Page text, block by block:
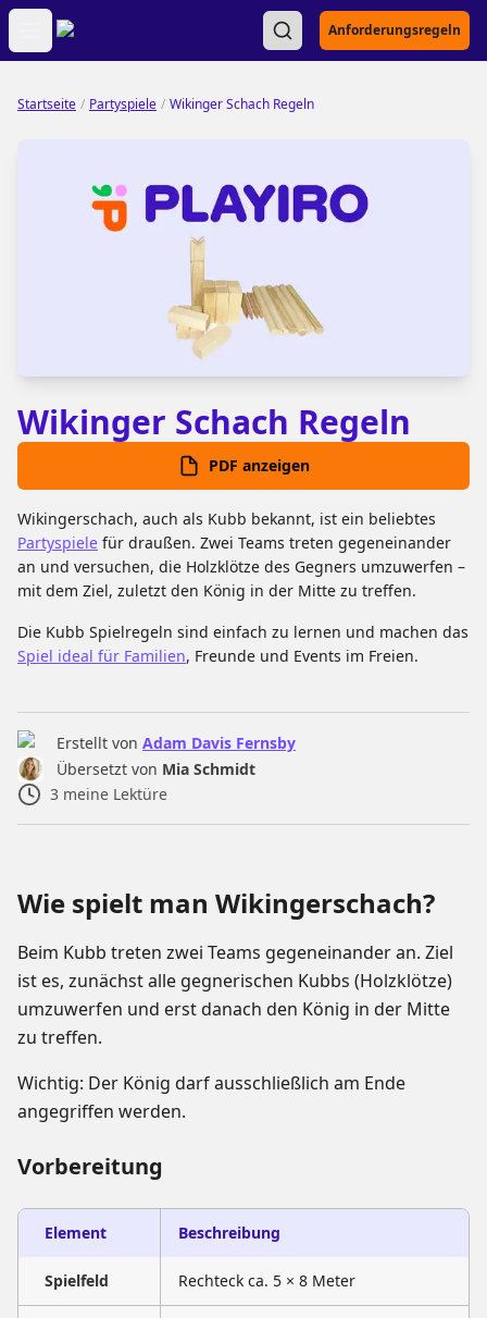
Open main menu Anforderungsregeln
Startseite / Partyspiele / Wikinger Schach Regeln
Wikinger Schach Regeln
PDF anzeigen
Wikingerschach, auch als Kubb bekannt, ist ein beliebtes
Partyspiele für draußen. Zwei Teams treten gegeneinander
an und versuchen, die Holzklötze des Gegners umzuwerfen –
mit dem Ziel, zuletzt den König in der Mitte zu treffen.
Die Kubb Spielregeln sind einfach zu lernen und machen das
Spiel ideal für Familien, Freunde und Events im Freien.
Erstellt von Adam Davis Fernsby
Übersetzt von Mia Schmidt
3 meine Lektüre
Wie spielt man Wikingerschach?
Beim Kubb treten zwei Teams gegeneinander an. Ziel
ist es, zunächst alle gegnerischen Kubbs (Holzklötze)
umzuwerfen und erst danach den König in der Mitte
zu treffen.
Wichtig: Der König darf ausschließlich am Ende
angegriffen werden.
Vorbereitung
Element Beschreibung
Spielfeld Rechteck ca. 5 × 8 Meter